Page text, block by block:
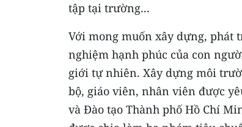
tập tại trường...
Với mong muốn xây dựng,
nghiệm hạnh phúc của con
giới tự nhiên. Xây dựng môi
bộ, giáo viên, nhân viên được
và Đào tạo Thành phố Hồ Chí